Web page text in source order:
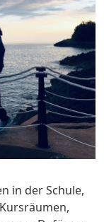
in der Schule,